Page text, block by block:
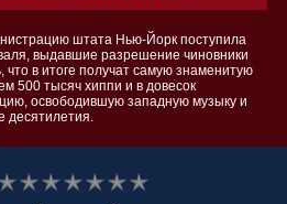
штата Нью-Йорк поступила
выдавшие разрешение чиновники
что в итоге получат самую знаменитую
500 тысяч хиппи и в довесок
освободившую западную музыку и
десятилетия.